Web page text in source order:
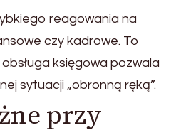
reagowania na
czy kadrowe. To
księgowa pozwala
sytuacji „obronną ręką”.
przy